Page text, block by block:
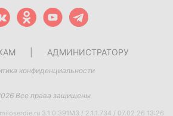
АДМИНИСТРАТОРУ
конфиденциальности
Все права защищены
3.1.0.391M3 / 2.1.1.734 / 07.02.26 13:26